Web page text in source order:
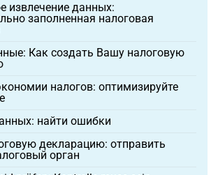
извлечение данных:
заполненная налоговая
Как создать Вашу налоговую
налогов: оптимизируйте
найти ошибки
декларацию: отправить
орган